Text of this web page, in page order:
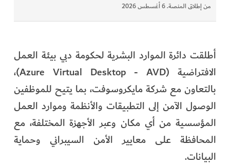
من إطلاق المنصة. 6 أغسطس 2026
أطلقت دائرة الموارد البشرية لحكومة دبي بيئة العمل
الافتراضية (Azure Virtual Desktop - AVD)،
بالتعاون مع شركة مايكروسوفت، بما يتيح للموظفين
الوصول الآمن إلى التطبيقات والأنظمة وموارد العمل
المؤسسية من أي مكان وعبر الأجهزة المختلفة، مع
المحافظة على معايير الأمن السيبراني وحماية
البيانات.